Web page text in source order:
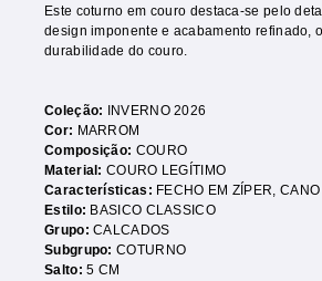
Este coturno em couro destaca-se pelo
design imponente e acabamento refinado,
durabilidade do couro.
Coleção:
INVERNO 2026
Cor: MARROM
Composição: COURO
Material: COURO LEGÍTIMO
Características: FECHO EM ZÍPER,
Estilo: BASICO CLASSICO
Grupo:CALCADOS
Subgrupo: COTURNO
Salto:5 CM